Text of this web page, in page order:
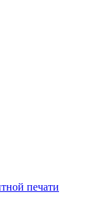
печати